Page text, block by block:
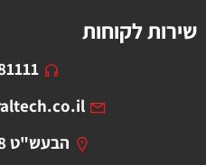
שירות לקוחות
הבעש"ט 38, ירושלים